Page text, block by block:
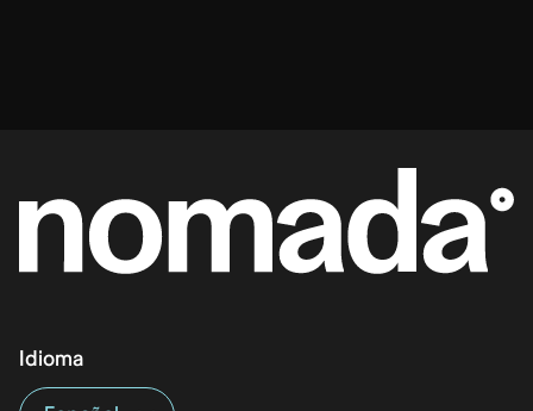
Idioma